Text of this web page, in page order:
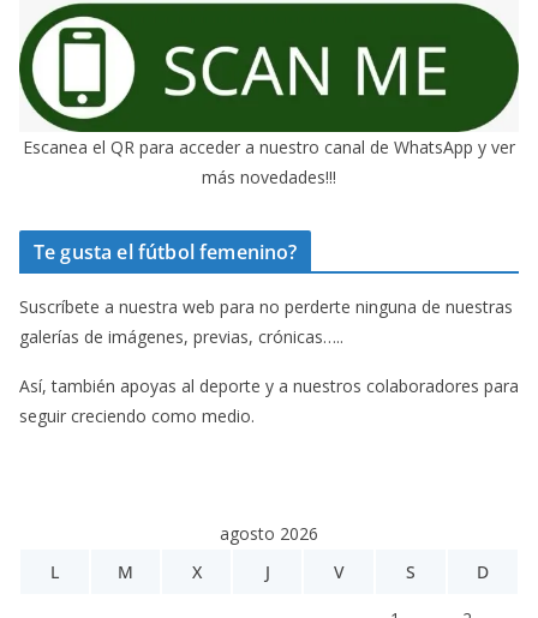
Escanea el QR para acceder a nuestro canal de WhatsApp y ver
más novedades!!!
Te gusta el fútbol femenino?
Suscríbete a nuestra web para no perderte ninguna de nuestras
galerías de imágenes, previas, crónicas…..
Así, también apoyas al deporte y a nuestros colaboradores para
seguir creciendo como medio.
agosto 2026
L
M X J V S D